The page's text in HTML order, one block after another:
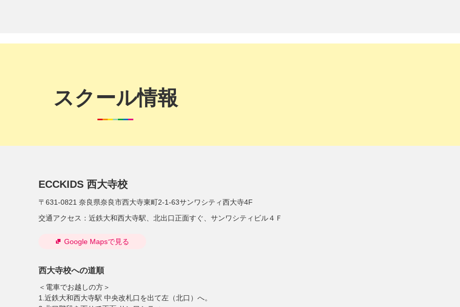
スクール情報
ECCKIDS 西大寺校
〒631-0821 奈良県奈良市西大寺東町2-1-63サンワシティ西大寺4F
交通アクセス： 近鉄大和西大寺駅、北出口正面すぐ、サンワシティビル４Ｆ
Google Mapsで見る
西大寺校への道順
＜電車でお越しの方＞
1.近鉄大和西大寺駅 中央改札口を出て左（北口）へ。